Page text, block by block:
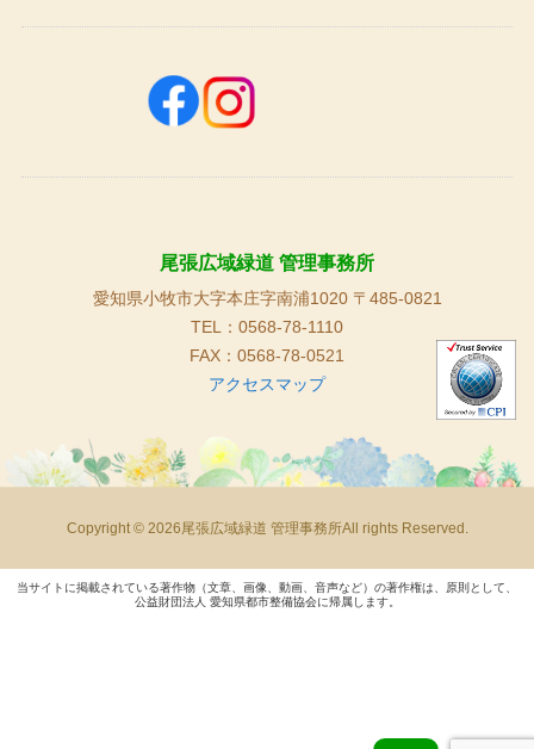
尾張広域緑道 管理事務所
愛知県小牧市大字本庄字南浦1020 〒485-0821
TEL：0568-78-1110
FAX：0568-78-0521
アクセスマップ
Copyright © 2026尾張広域緑道 管理事務所All rights Reserved.
当サイトに掲載されている著作物（文章、画像、動画、音声など）の著作権は、原則として、
公益財団法人 愛知県都市整備協会に帰属します。